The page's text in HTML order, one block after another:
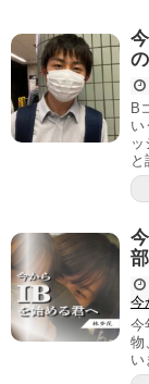
B
い
と
今
今
物
い